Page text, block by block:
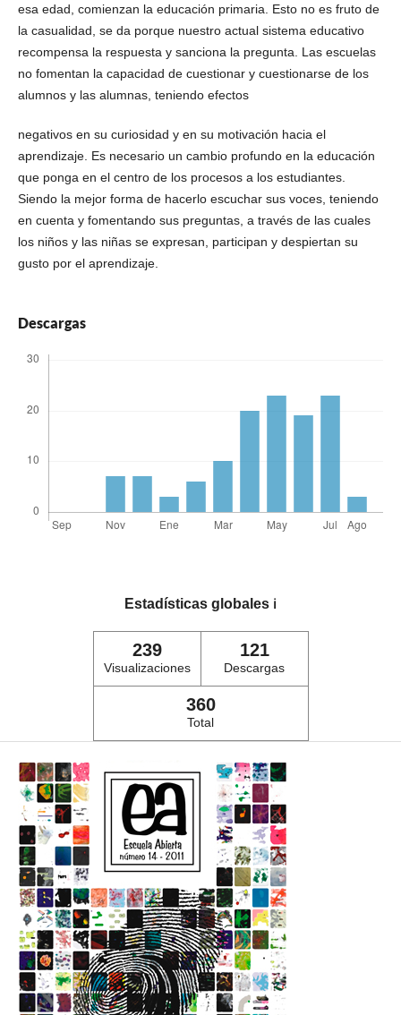
esa edad, comienzan la educación primaria. Esto no es fruto de
la casualidad, se da porque nuestro actual sistema educativo
recompensa la respuesta y sanciona la pregunta. Las escuelas
no fomentan la capacidad de cuestionar y cuestionarse de los
alumnos y las alumnas, teniendo efectos
negativos en su curiosidad y en su motivación hacia el
aprendizaje. Es necesario un cambio profundo en la educación
que ponga en el centro de los procesos a los estudiantes.
Siendo la mejor forma de hacerlo escuchar sus voces, teniendo
en cuenta y fomentando sus preguntas, a través de las cuales
los niños y las niñas se expresan, participan y despiertan su
gusto por el aprendizaje.
Descargas
Estadísticas globales ℹ️
239
Visualizaciones
121
Descargas
360
Total